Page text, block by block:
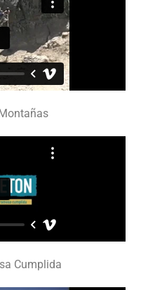
Cumplida